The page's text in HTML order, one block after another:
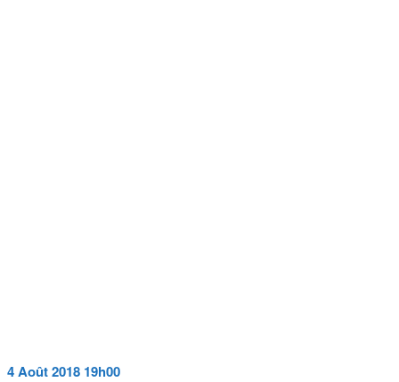
4 Août 2018 19h00